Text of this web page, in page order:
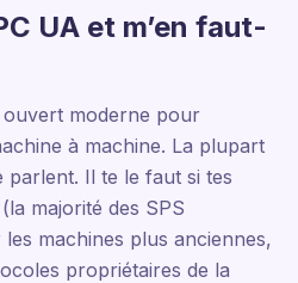
UA et m’en faut-
ouvert moderne pour
à machine. La plupart
parlent. Il te le faut si tes
majorité des SPS
machines plus anciennes,
propriétaires de la